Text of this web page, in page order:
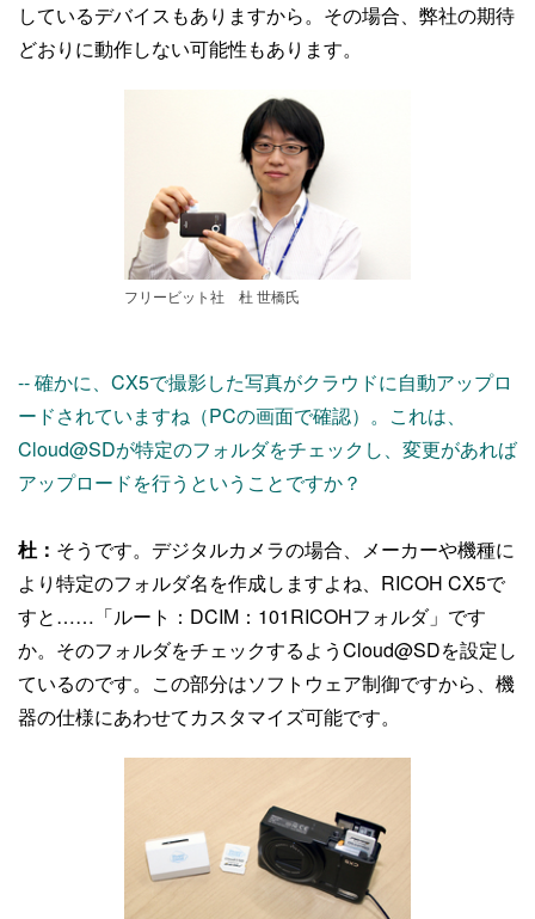
しているデバイスもありますから。その場合、弊社の期待
どおりに動作しない可能性もあります。
フリービット社 杜 世橋氏
-- 確かに、CX5で撮影した写真がクラウドに自動アップロ
ードされていますね（PCの画面で確認）。これは、
Cloud@SDが特定のフォルダをチェックし、変更があれば
アップロードを行うということですか？
杜： そうです。デジタルカメラの場合、メーカーや機種に
より特定のフォルダ名を作成しますよね、RICOH CX5で
すと……「ルート：DCIM：101RICOHフォルダ」です
か。そのフォルダをチェックするようCloud@SDを設定し
ているのです。この部分はソフトウェア制御ですから、機
器の仕様にあわせてカスタマイズ可能です。